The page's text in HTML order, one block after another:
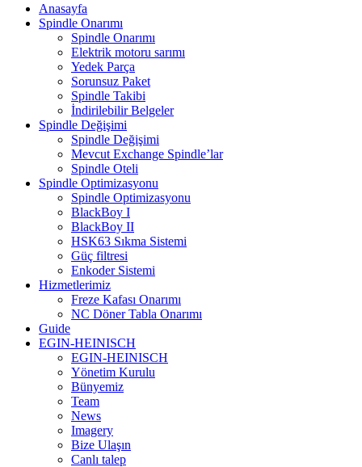
Anasayfa
Spindle Onarımı
Spindle Onarımı
Elektrik motoru sarımı
Yedek Parça
Sorunsuz Paket
Spindle Takibi
İndirilebilir Belgeler
Spindle Değişimi
Spindle Değişimi
Mevcut Exchange Spindle’lar
Spindle Oteli
Spindle Optimizasyonu
Spindle Optimizasyonu
BlackBoy I
BlackBoy II
HSK63 Sıkma Sistemi
Güç filtresi
Enkoder Sistemi
Hizmetlerimiz
Freze Kafası Onarımı
NC Döner Tabla Onarımı
Guide
EGIN-HEINISCH
EGIN-HEINISCH
Yönetim Kurulu
Bünyemiz
Team
News
Imagery
Bize Ulaşın
Canlı talep